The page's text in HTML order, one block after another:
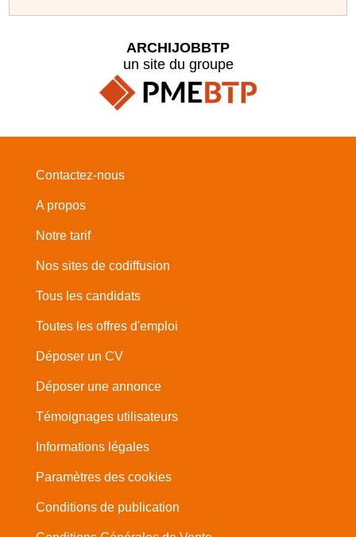
ARCHIJOBBTP
un site du groupe
Contactez-nous
A propos
Notre tarif
Nos sites de codiffusion
Tous les candidats
Toutes les offres d'emploi
Déposer un CV
Déposer une annonce
Témoignages utilisateurs
Informations légales
Paramètres des cookies
Conditions de publication